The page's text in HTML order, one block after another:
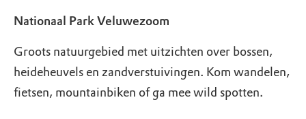
Nationaal Park Veluwezoom
Groots natuurgebied met uitzichten over bossen,
heideheuvels en zandverstuivingen. Kom wandelen,
fietsen, mountainbiken of ga mee wild spotten.